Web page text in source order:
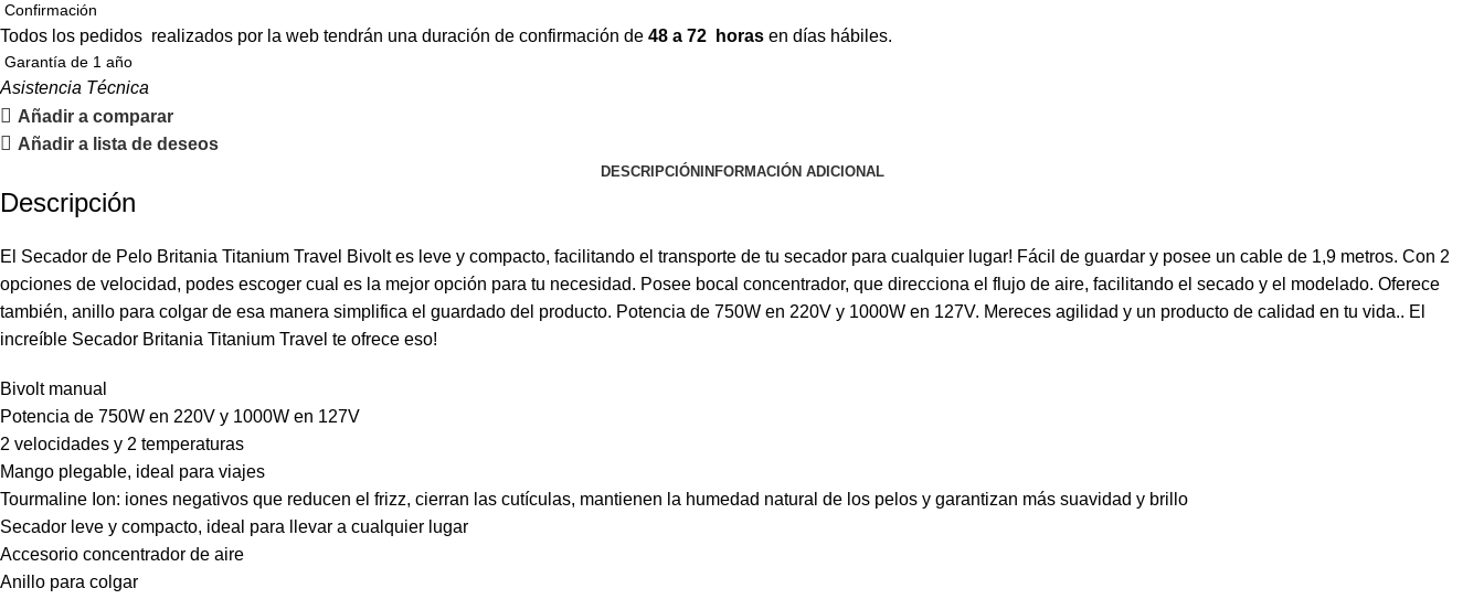
Confirmación
Todos los pedidos realizados por la web tendrán una duración de confirmación de 48 a 72 horas en días hábiles.
Garantía de 1 año
Asistencia Técnica
Añadir a comparar
Añadir a lista de deseos
DESCRIPCIÓN INFORMACIÓN ADICIONAL
Descripción
El Secador de Pelo Britania Titanium Travel Bivolt es leve y compacto, facilitando el transporte de tu secador para cualquier lugar! Fácil de guardar y posee un cable de 1,9 metros. Con 2
opciones de velocidad, podes escoger cual es la mejor opción para tu necesidad. Posee bocal concentrador, que direcciona el flujo de aire, facilitando el secado y el modelado. Oferece
también, anillo para colgar de esa manera simplifica el guardado del producto. Potencia de 750W en 220V y 1000W en 127V. Mereces agilidad y un producto de calidad en tu vida.. El
increíble Secador Britania Titanium Travel te ofrece eso!
Bivolt manual
Potencia de 750W en 220V y 1000W en 127V
2 velocidades y 2 temperaturas
Mango plegable, ideal para viajes
Tourmaline Ion: iones negativos que reducen el frizz, cierran las cutículas, mantienen la humedad natural de los pelos y garantizan más suavidad y brillo
Secador leve y compacto, ideal para llevar a cualquier lugar
Accesorio concentrador de aire
Anillo para colgar